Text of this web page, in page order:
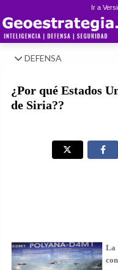
Ir a
DEFENSA
¿Por qué Estados
de Siria??
La